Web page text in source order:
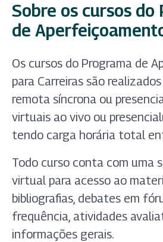
Sobre os cursos do
de
Os cursos do Programa de
para Carreiras são
remota síncrona ou
virtuais ao vivo ou
tendo carga horária total
Todo curso conta com uma
virtual para acesso ao
bibliografias, debates em
frequência, atividades
informações gerais.